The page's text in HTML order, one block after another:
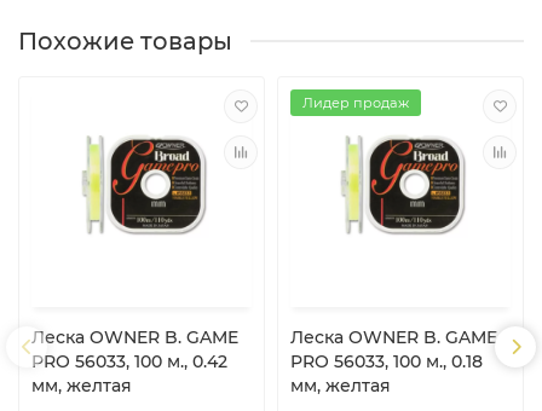
Похожие товары
Леска OWNER B. GAME
PRO 56033, 100 м., 0.42
мм, желтая
Лидер продаж
Леска OWNER B. GAME
PRO 56033, 100 м., 0.18
мм, желтая